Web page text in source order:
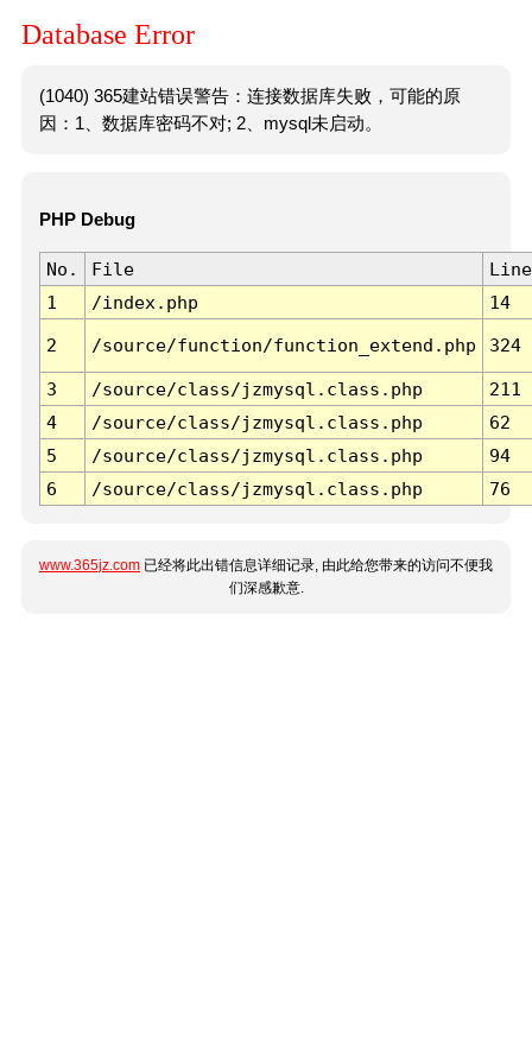
Database Error
(1040) 365建站错误警告：连接数据库失败，可能的原
因：1、数据库密码不对; 2、mysql未启动。
PHP Debug
No. File
Line
1
/index.php 14
2 /source/function/function_extend.php 324
3 /source/class/jzmysql.class.php
211
4
/source/class/jzmysql.class.php
62
5
/source/class/jzmysql.class.php
94
6
/source/class/jzmysql.class.php 76
www.365jz.com 已经将此出错信息详细记录, 由此给您带来的访问不便我
们深感歉意.